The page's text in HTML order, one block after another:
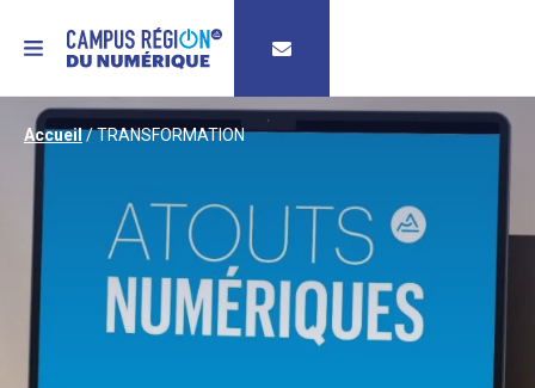
MENU
Accueil/TRANSFORMATION